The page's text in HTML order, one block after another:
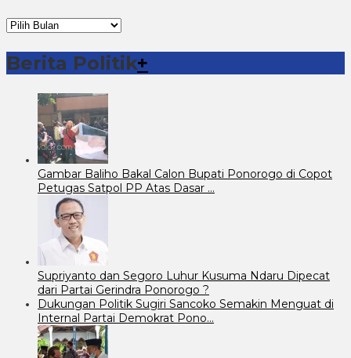
Arsip
Berita
Berita Politik+
Gambar Baliho Bakal Calon Bupati Ponorogo di Copot
Petugas Satpol PP Atas Dasar …
Supriyanto dan Segoro Luhur Kusuma Ndaru Dipecat
dari Partai Gerindra Ponorogo ?
Dukungan Politik Sugiri Sancoko Semakin Menguat di
Internal Partai Demokrat Pono…